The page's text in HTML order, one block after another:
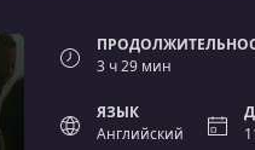
3 ч 29 мин
ЯЗЫК
Английский